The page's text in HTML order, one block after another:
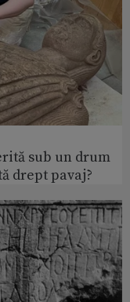
sub un drum
drept pavaj?